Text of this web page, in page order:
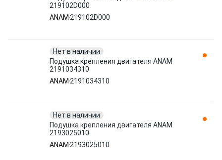
219102D000
ANAM 219102D000
Нет в наличии
Подушка крепления двигателя ANAM
2191034310
ANAM 2191034310
Нет в наличии
Подушка крепления двигателя ANAM
2193025010
ANAM 2193025010